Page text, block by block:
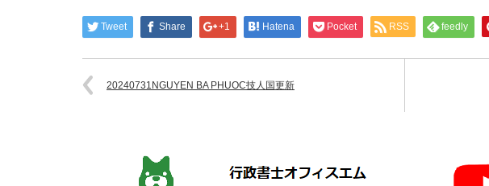
Tweet Share +1 Hatena Pocket RSS feedly
20240731NGUYEN BA PHUOC技人国更新